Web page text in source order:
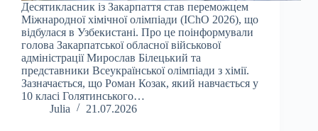
Десятикласник із Закарпаття став переможцем
Міжнародної хімічної олімпіади (IChO 2026), що
відбулася в Узбекистані. Про це поінформували
голова Закарпатської обласної військової
адміністрації Мирослав Білецький та
представники Всеукраїнської олімпіади з хімії.
Зазначається, що Роман Козак, який навчається у
10 класі Голятинського…
Julia
21.07.2026